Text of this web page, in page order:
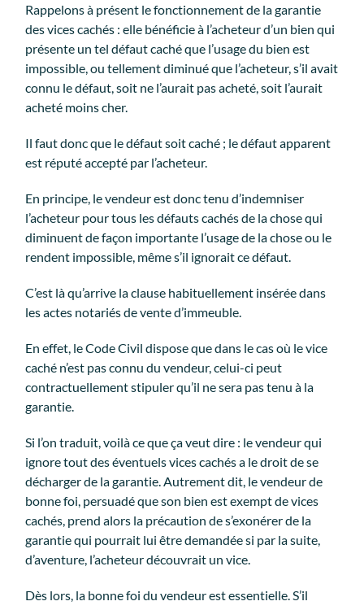
Rappelons à présent le fonctionnement de la garantie
des vices cachés : elle bénéficie à l’acheteur d’un bien qui
présente un tel défaut caché que l’usage du bien est
impossible, ou tellement diminué que l’acheteur, s’il avait
connu le défaut, soit ne l’aurait pas acheté, soit l’aurait
acheté moins cher.
Il faut donc que le défaut soit caché ; le défaut apparent
est réputé accepté par l’acheteur.
En principe, le vendeur est donc tenu d’indemniser
l’acheteur pour tous les défauts cachés de la chose qui
diminuent de façon importante l’usage de la chose ou le
rendent impossible, même s’il ignorait ce défaut.
C’est là qu’arrive la clause habituellement insérée dans
les actes notariés de vente d’immeuble.
En effet, le Code Civil dispose que dans le cas où le vice
caché n’est pas connu du vendeur, celui-ci peut
contractuellement stipuler qu’il ne sera pas tenu à la
garantie.
Si l’on traduit, voilà ce que ça veut dire : le vendeur qui
ignore tout des éventuels vices cachés a le droit de se
décharger de la garantie. Autrement dit, le vendeur de
bonne foi, persuadé que son bien est exempt de vices
cachés, prend alors la précaution de s’exonérer de la
garantie qui pourrait lui être demandée si par la suite,
d’aventure, l’acheteur découvrait un vice.
Dès lors, la bonne foi du vendeur est essentielle. S’il